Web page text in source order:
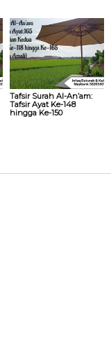
Tafsir Surah Al-An’am:
Tafsir Ayat Ke-148
hingga Ke-150